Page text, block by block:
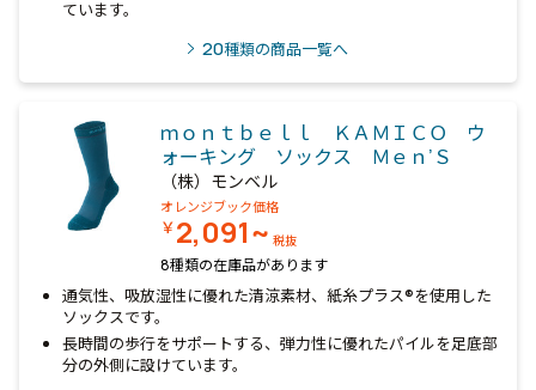
ています。
20種類の商品一覧へ
ｍｏｎｔｂｅｌｌ ＫＡＭＩＣＯ ウ
ォーキング ソックス Ｍｅｎ’Ｓ
（株）モンベル
オレンジブック価格
￥2,091~ 税抜
8種類の在庫品があります
通気性、吸放湿性に優れた清涼素材、紙糸プラス®を使用した
ソックスです。
長時間の歩行をサポートする、弾力性に優れたパイルを足底部
分の外側に設けています。